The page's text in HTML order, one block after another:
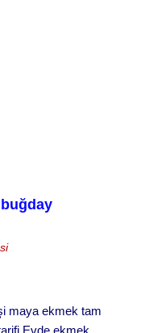
maya ekmek tam
Evde ekmek